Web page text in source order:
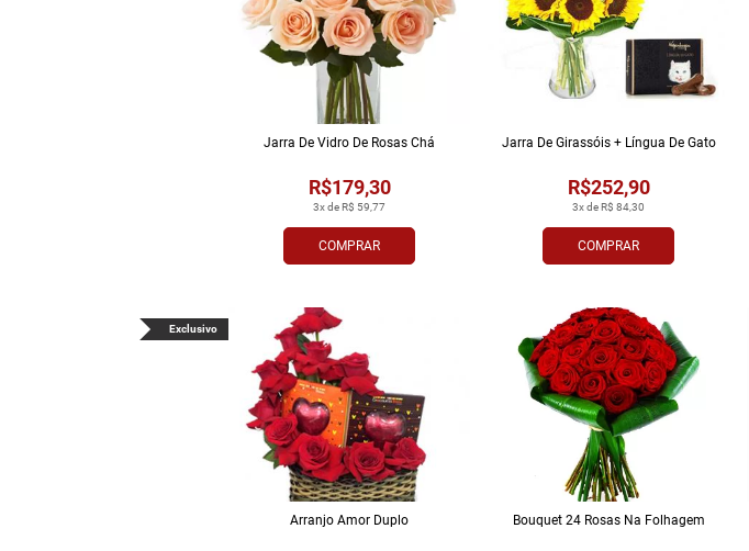
COMPRAR
3x de R$ 59,77
R$179,30
Jarra De Vidro De Rosas Chá
COMPRAR
3x de R$ 84,30
R$252,90
Jarra De Girassóis + Língua De Gato
Exclusivo
Arranjo Amor Duplo Bouquet 24 Rosas Na Folhagem